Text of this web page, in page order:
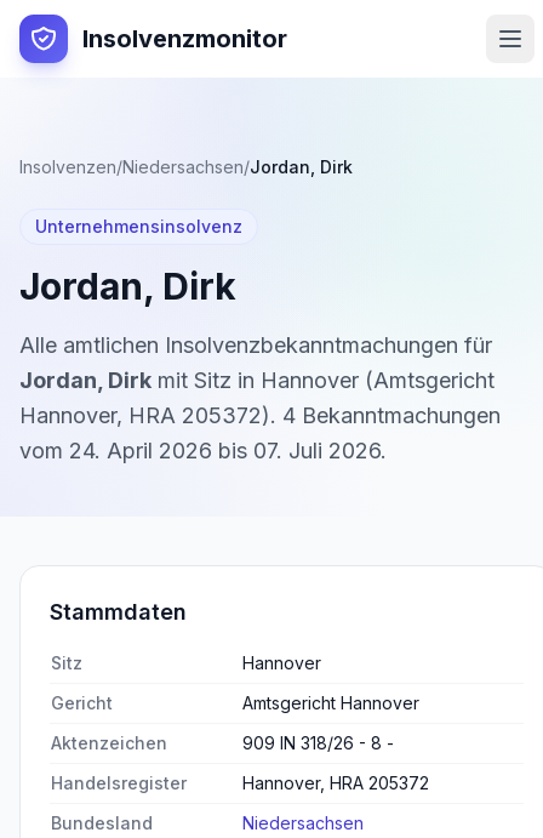
Insolvenzmonitor
Insolvenzen/Niedersachsen/Jordan, Dirk
Unternehmensinsolvenz
Jordan, Dirk
Alle amtlichen Insolvenzbekanntmachungen für
Jordan, Dirk mit Sitz in Hannover (Amtsgericht
Hannover, HRA 205372). 4 Bekanntmachungen
vom 24. April 2026 bis 07. Juli 2026.
Stammdaten
Sitz
Hannover
Gericht
Amtsgericht Hannover
Aktenzeichen
909 IN 318/26 - 8 -
Handelsregister
Hannover, HRA 205372
Bundesland
Niedersachsen